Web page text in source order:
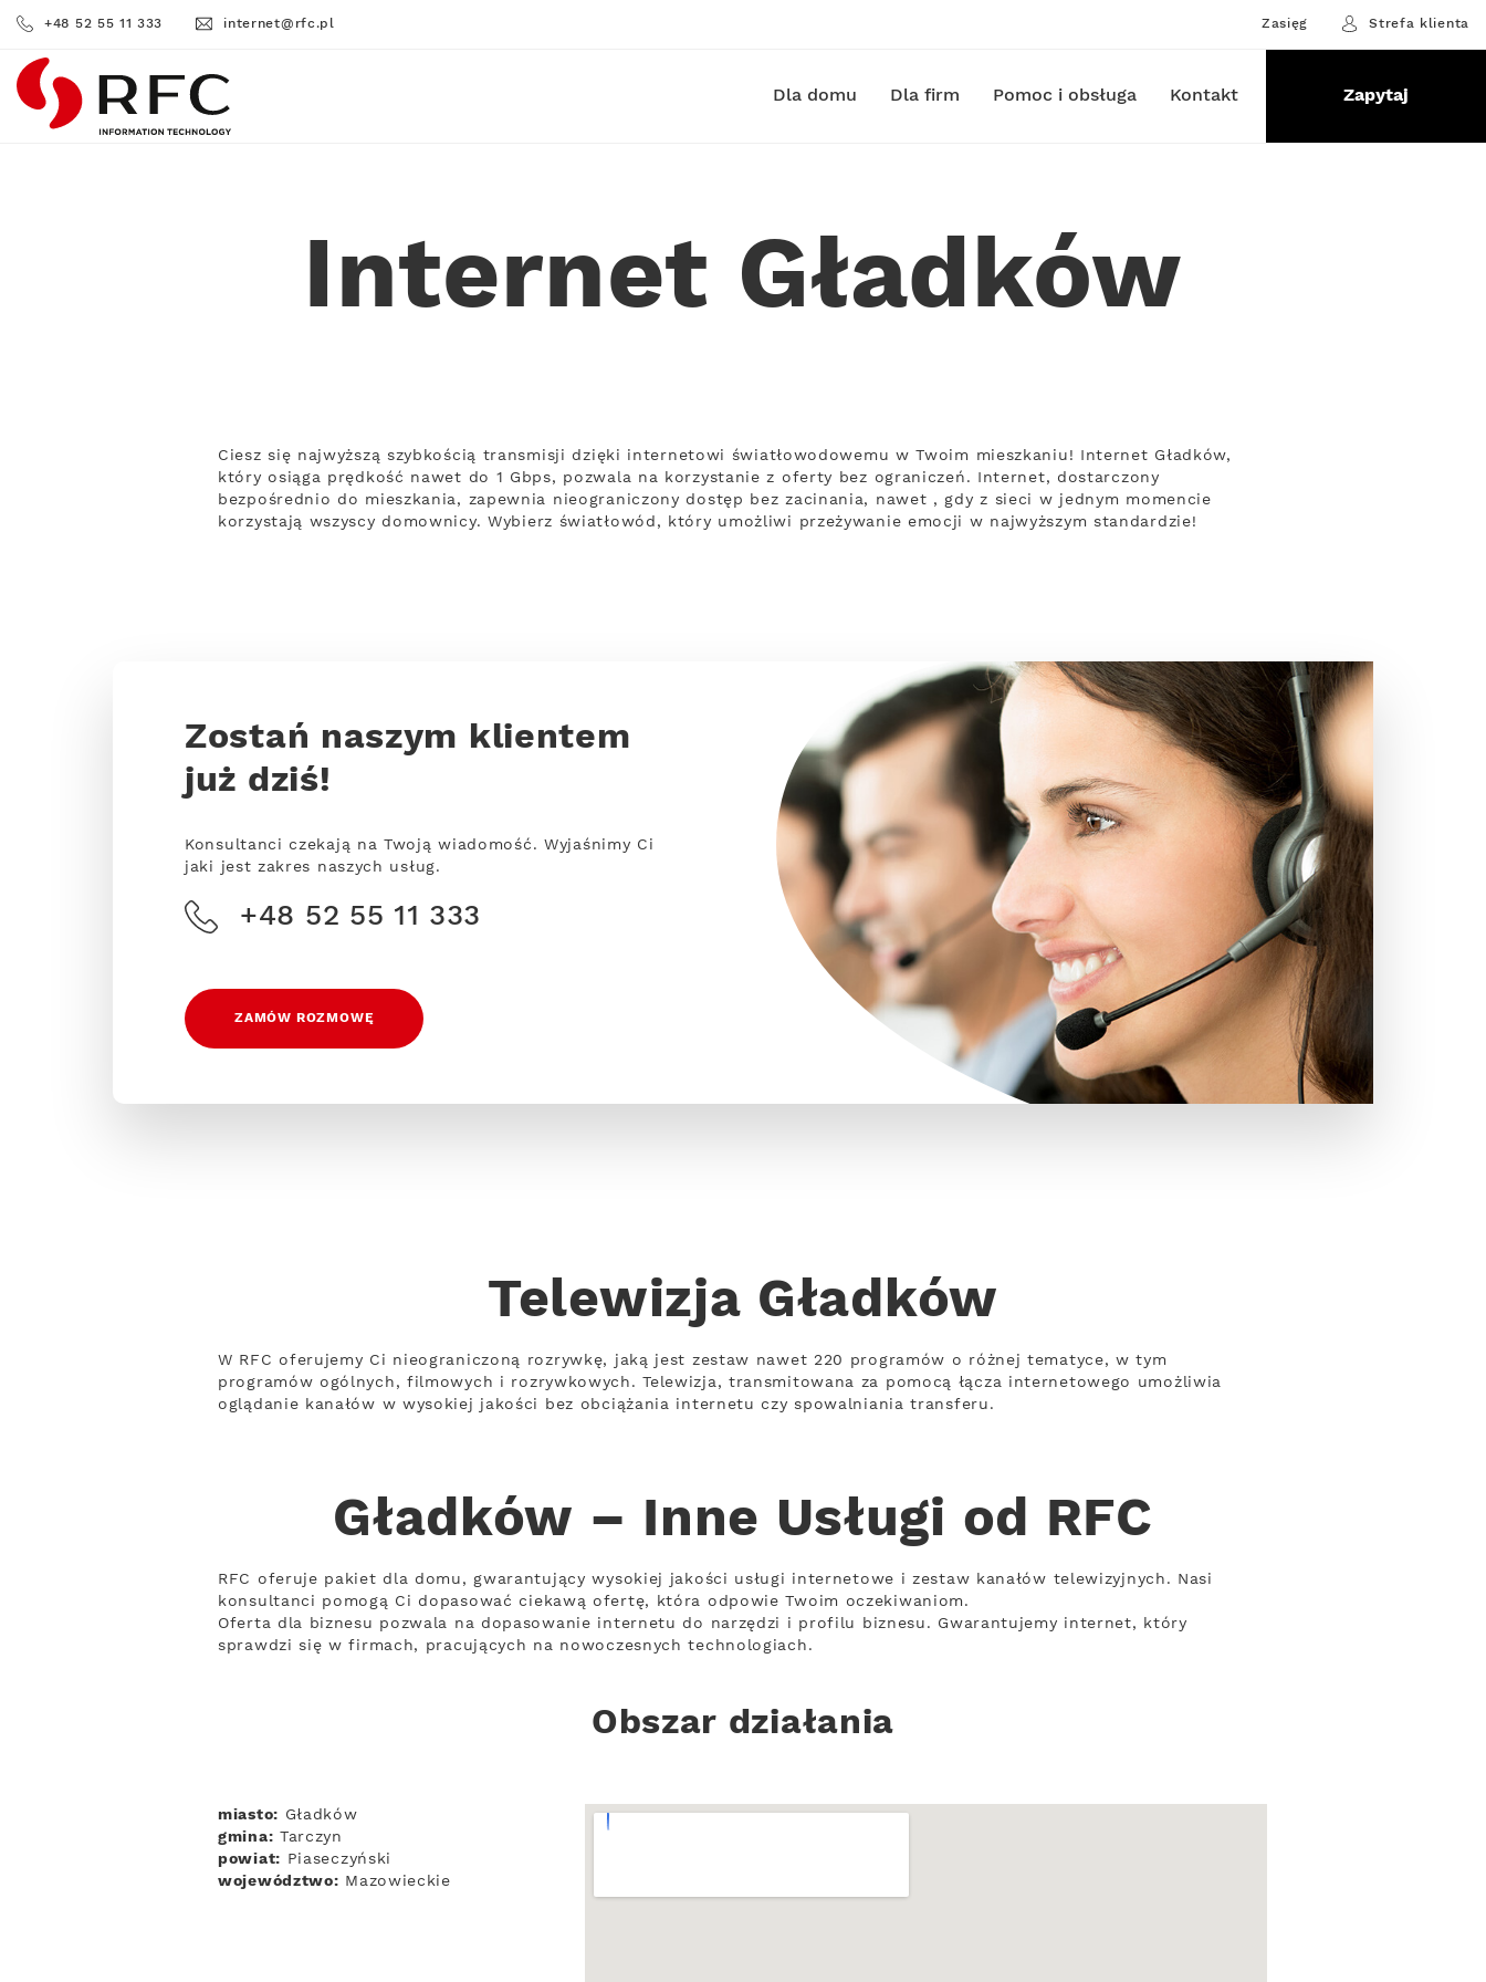
+48 52 55 11 333 internet@rfc.pl Zasięg Strefa klienta
RFC Dla domu Dla firm Pomoc i obsługa Kontakt Zapytaj
Internet Gładków
Ciesz się najwyższą szybkością transmisji dzięki internetowi światłowodowemu w Twoim mieszkaniu! Internet Gładków,
który osiąga prędkość nawet do 1 Gbps, pozwala na korzystanie z oferty bez ograniczeń. Internet, dostarczony
bezpośrednio do mieszkania, zapewnia nieograniczony dostęp bez zacinania, nawet , gdy z sieci w jednym momencie
korzystają wszyscy domownicy. Wybierz światłowód, który umożliwi przeżywanie emocji w najwyższym standardzie!
Zostań naszym klientem
już dziś!
Konsultanci czekają na Twoją wiadomość. Wyjaśnimy Ci
jaki jest zakres naszych usług.
+48 52 55 11 333
ZAMÓW ROZMOWĘ
Telewizja Gładków
W RFC oferujemy Ci nieograniczoną rozrywkę, jaką jest zestaw nawet 220 programów o różnej tematyce, w tym
programów ogólnych, filmowych i rozrywkowych. Telewizja, transmitowana za pomocą łącza internetowego umożliwia
oglądanie kanałów w wysokiej jakości bez obciążania internetu czy spowalniania transferu.
Gładków – Inne Usługi od RFC
RFC oferuje pakiet dla domu, gwarantujący wysokiej jakości usługi internetowe i zestaw kanałów telewizyjnych. Nasi
konsultanci pomogą Ci dopasować ciekawą ofertę, która odpowie Twoim oczekiwaniom.
Oferta dla biznesu pozwala na dopasowanie internetu do narzędzi i profilu biznesu. Gwarantujemy internet, który
sprawdzi się w firmach, pracujących na nowoczesnych technologiach.
Obszar działania
miasto: Gładków
gmina: Tarczyn
powiat: Piaseczyński
województwo: Mazowieckie